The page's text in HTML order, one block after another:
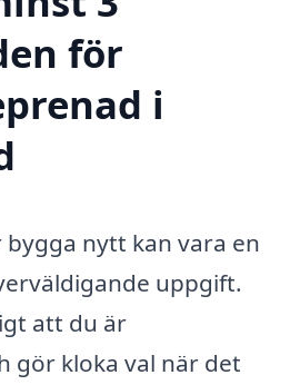
för
i
nytt kan vara en
uppgift.
att du är
gör kloka val när det